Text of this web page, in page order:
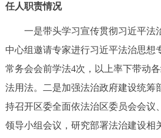
任人职责情况
一是带头学习宣传贯彻习近平法
中心组邀请专家进行习近平法治思想
常务会会前学法4次，以上率下带动
法用法。二是加强法治政府建设统筹
持召开区委全面依法治区委员会会议
领导小组会议，研究部署法治建设相